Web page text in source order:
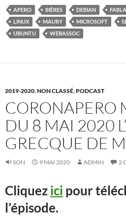
APERO BIÈRES DEBIAN
LINUX
MAURY MICROSOFT
UBUNTU
WEBASSOC
2019-2020,NON CLASSÉ,PODCAST
CORONAPERO
DU 8 MAI 2020
GRECQUE DE
SON 9 MAI 2020 ADMIN 2
Cliquezici pour
l’épisode.